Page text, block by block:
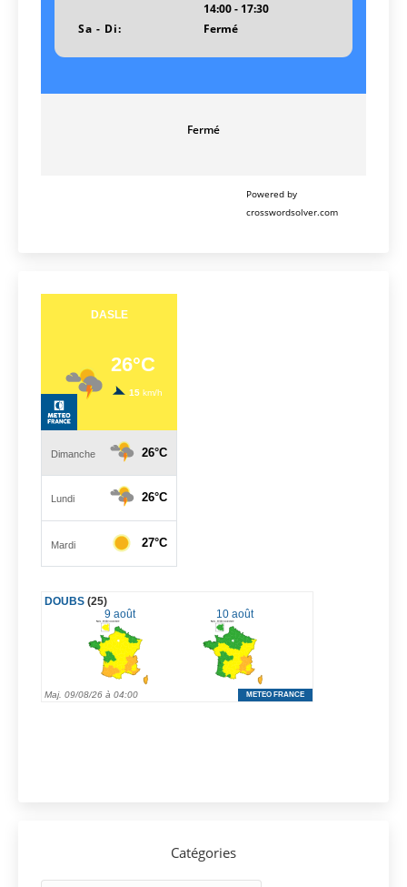
14:00 - 17:30
Sa - Di:
Fermé
Fermé
Powered by
crosswordsolver.com
Catégories